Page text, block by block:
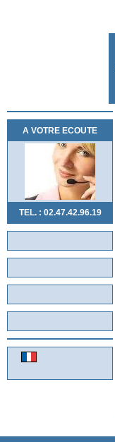
A VOTRE ECOUTE
TEL. : 02.47.42.96.19